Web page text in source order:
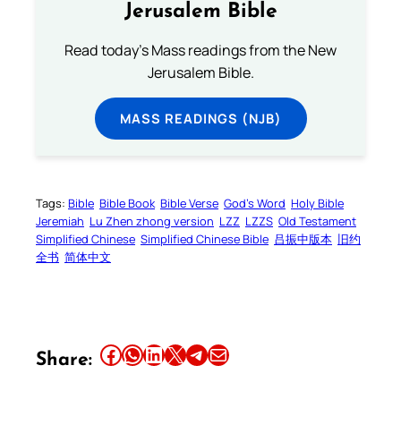
Jerusalem Bible
Read today's Mass readings from the New
Jerusalem Bible.
MASS READINGS (NJB)
Tags: Bible Bible Book Bible Verse God’s Word Holy Bible
Jeremiah Lu Zhen zhong version LZZ LZZS Old Testament
Simplified Chinese Simplified Chinese Bible 吕振中版本 旧约
全书 简体中文
Share: Share this article on Facebook Share this article on WhatsApp Share this article on LinkedIn Share this article on X Share this article on TelegramEmail this Article